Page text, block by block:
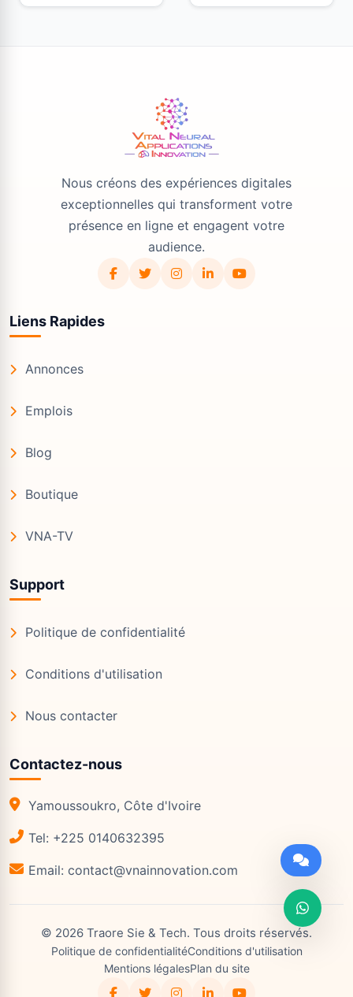
Nous créons des expériences digitales
exceptionnelles qui transforment votre
présence en ligne et engagent votre
audience.
Liens Rapides
Annonces
Emplois
Blog
Boutique
VNA-TV
Support
Politique de confidentialité
Conditions d'utilisation
Nous contacter
Contactez-nous
Yamoussoukro, Côte d'Ivoire
Tel: +225 0140632395
Email: contact@vnainnovation.com
© 2026 Traore Sie & Tech. Tous droits réservés.
Politique de confidentialitéConditions d'utilisation
Mentions légalesPlan du site